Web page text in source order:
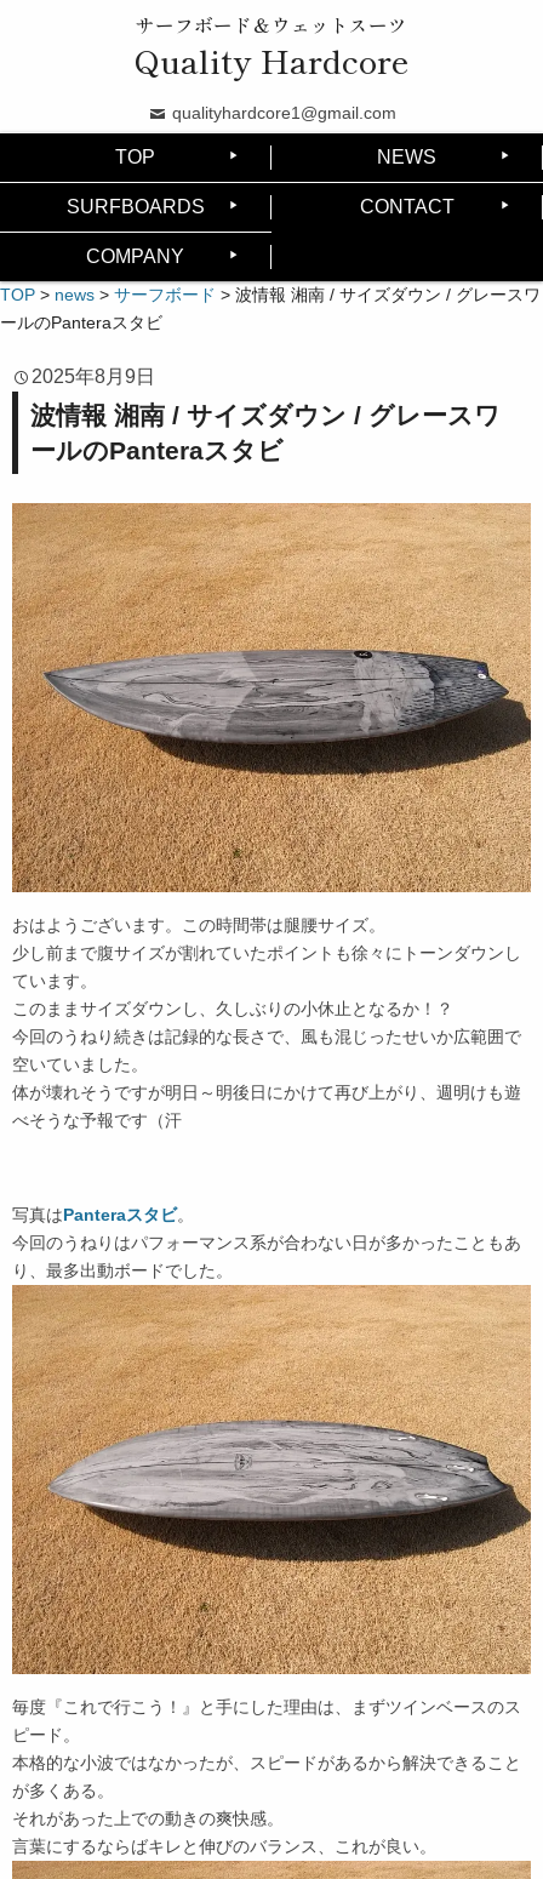
サーフボード＆ウェットスーツ
Quality Hardcore
qualityhardcore1@gmail.com
TOP NEWS
SURFBOARDS CONTACT
COMPANY
TOP > news > サーフボード > 波情報 湘南 / サイズダウン / グレースワ
ールのPanteraスタビ
2025年8月9日
波情報 湘南 / サイズダウン / グレースワ
ールのPanteraスタビ
おはようございます。この時間帯は腿腰サイズ。
少し前まで腹サイズが割れていたポイントも徐々にトーンダウンし
ています。
このままサイズダウンし、久しぶりの小休止となるか！？
今回のうねり続きは記録的な長さで、風も混じったせいか広範囲で
空いていました。
体が壊れそうですが明日～明後日にかけて再び上がり、週明けも遊
べそうな予報です（汗
写真はPanteraスタビ。
今回のうねりはパフォーマンス系が合わない日が多かったこともあ
り、最多出動ボードでした。
毎度『これで行こう！』と手にした理由は、まずツインベースのス
ピード。
本格的な小波ではなかったが、スピードがあるから解決できること
が多くある。
それがあった上での動きの爽快感。
言葉にするならばキレと伸びのバランス、これが良い。